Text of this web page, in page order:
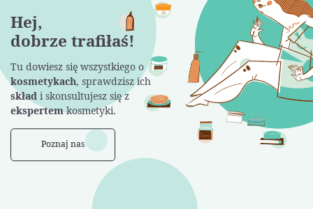
Hej,
dobrze trafiłaś!
Tu dowiesz się wszystkiego o
kosmetykach, sprawdzisz ich
skład i skonsultujesz się z
ekspertemkosmetyki.
Poznaj nas